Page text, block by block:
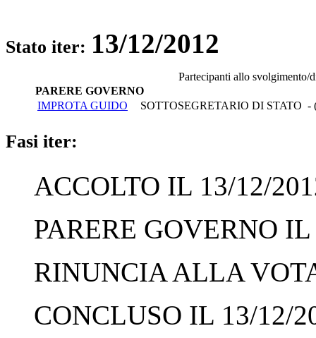
Stato iter: 13/12/2012
Partecipanti allo svolgimento/
PARERE GOVERNO
IMPROTA GUIDO
SOTTOSEGRETARIO DI STATO
Fasi iter:
ACCOLTO IL 13/12/
PARERE GOVERNO
RINUNCIA ALLA
CONCLUSO IL 13/12/